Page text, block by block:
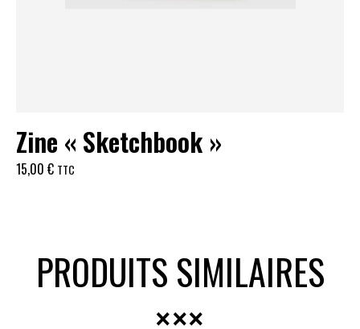
Zine « Sketchbook »
15,00 € TTC
PRODUITS SIMILAIRES